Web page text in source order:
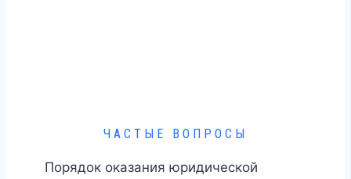
ЧАСТЫЕ ВОПРОСЫ
Порядок оказания юридической